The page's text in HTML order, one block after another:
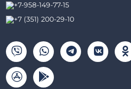
+7-958-149-77-15
+7 (351) 200-29-10